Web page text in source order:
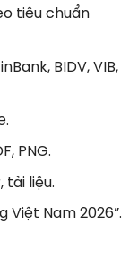
tiêu chuẩn
BIDV, VIB,
PNG.
tài liệu.
Việt Nam 2026”.